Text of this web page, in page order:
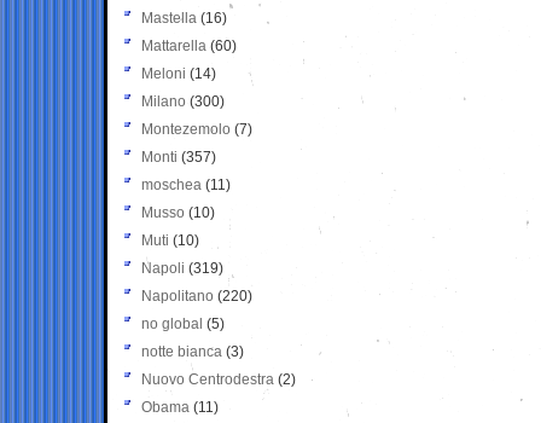
Mastella (16)
Mattarella (60)
Meloni (14)
Milano (300)
Montezemolo (7)
Monti (357)
moschea (11)
Musso (10)
Muti (10)
Napoli (319)
Napolitano (220)
no global (5)
notte bianca (3)
Nuovo Centrodestra (2)
Obama (11)